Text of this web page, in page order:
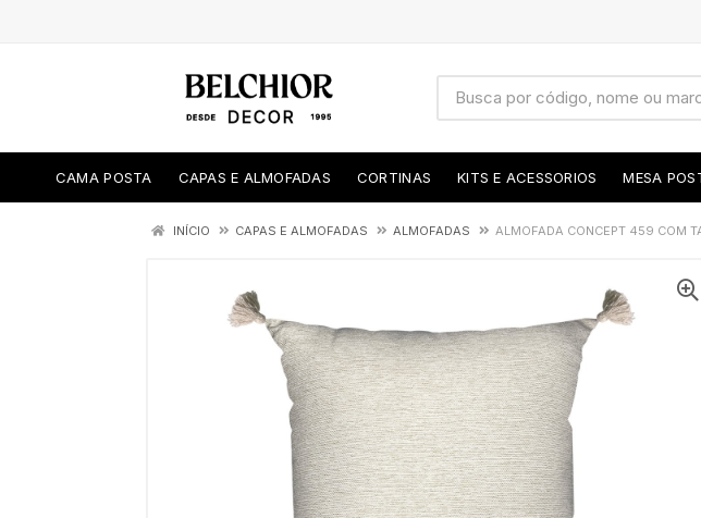
CAMA POSTA CAPAS E ALMOFADAS CORTINAS KITS E ACESSORIOS MESA
INÍCIO CAPAS E ALMOFADAS ALMOFADAS ALMOFADA CONCEPT 459 COM